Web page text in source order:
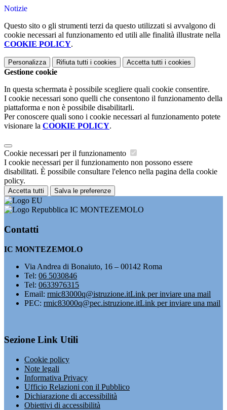
Notizie
Questo sito o gli strumenti terzi da questo utilizzati si avvalgono di
cookie necessari al funzionamento ed utili alle finalità illustrate nella
COOKIE POLICY.
Personalizza Rifiuta tutti i cookies Accetta tutti i cookies
Gestione cookie
In questa schermata è possibile scegliere quali cookie consentire.
I cookie necessari sono quelli che consentono il funzionamento della
piattaforma e non è possibile disabilitarli.
Per conoscere quali sono i cookie necessari al funzionamento potete
visionare la COOKIE POLICY.
Cookie necessari per il funzionamento
I cookie necessari per il funzionamento non possono essere
disabilitati. È possibile consultare l'elenco nella pagina della cookie
policy.
Accetta tutti Salva le preferenze
IC MONTEZEMOLO
Contatti
IC MONTEZEMOLO
Via Andrea di Bonaiuto, 16 – 00142 Roma
Tel: 06 5030846
Tel: 0633976315
Email: rmic83000q@istruzione.itLink per inviare una mail
PEC: rmic83000q@pec.istruzione.itLink per inviare una mail
Sezione Link Utili
Cookie policy
Note legali
Informativa Privacy
Ufficio Relazioni con il Pubblico
Dichiarazione di accessibilità
Obiettivi di accessibilità